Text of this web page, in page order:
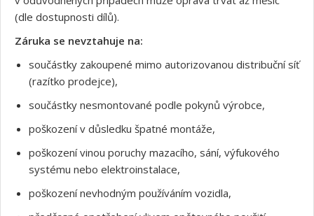
(dle dostupnosti dílů).
Záruka se nevztahuje na:
součástky zakoupené mimo autorizovanou distribuční síť
(razítko prodejce),
součástky nesmontované podle pokynů výrobce,
poškození v důsledku špatné montáže,
poškození vinou poruchy mazacího, sání, výfukového
systému nebo elektroinstalace,
poškození nevhodným používáním vozidla,